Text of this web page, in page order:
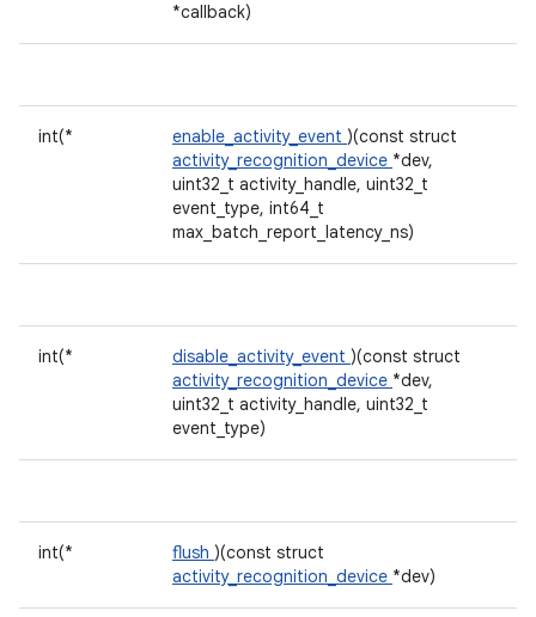
*callback)
int(* enable_activity_event )(const struct
activity_recognition_device *dev,
uint32_t activity_handle, uint32_t
event_type, int64_t
max_batch_report_latency_ns)
int(* disable_activity_event )(const struct
activity_recognition_device *dev,
uint32_t activity_handle, uint32_t
event_type)
int(* flush )(const struct
activity_recognition_device *dev)